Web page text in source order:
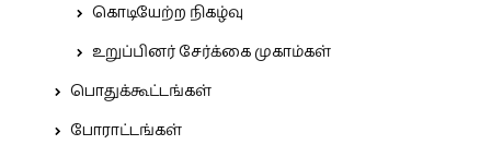
கொடியேற்ற நிகழ்வு
உறுப்பினர் சேர்க்கை முகாம்கள்
பொதுக்கூட்டங்கள்
போராட்டங்கள்